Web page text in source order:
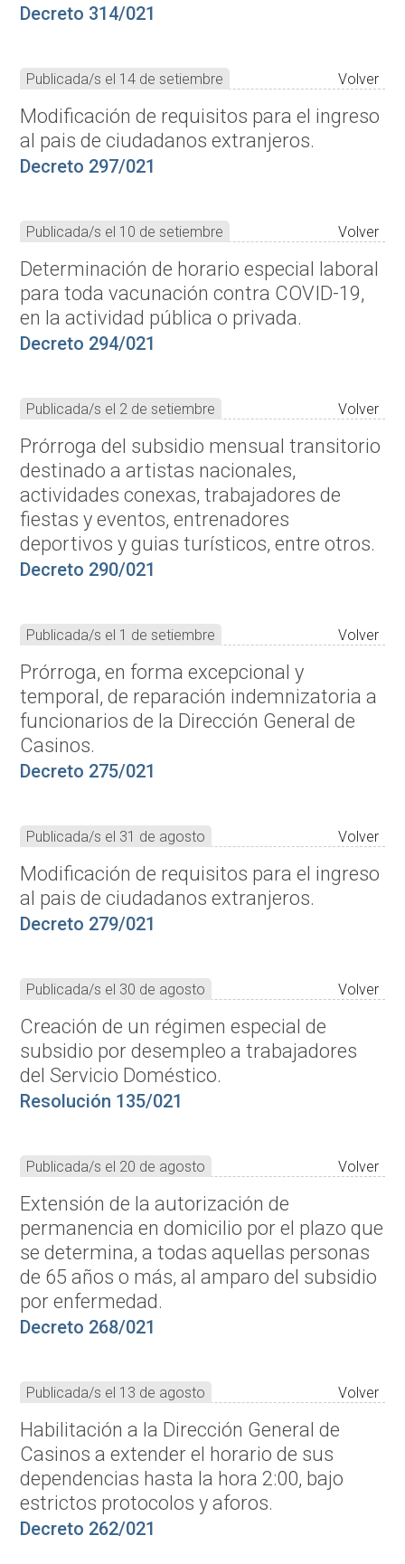
Decreto 314/021
Publicada/s el 14 de setiembre Volver
Modificación de requisitos para el ingreso
al pais de ciudadanos extranjeros.
Decreto 297/021
Publicada/s el 10 de setiembre Volver
Determinación de horario especial laboral
para toda vacunación contra COVID-19,
en la actividad pública o privada.
Decreto 294/021
Publicada/s el 2 de setiembre Volver
Prórroga del subsidio mensual transitorio
destinado a artistas nacionales,
actividades conexas, trabajadores de
fiestas y eventos, entrenadores
deportivos y guias turísticos, entre otros.
Decreto 290/021
Publicada/s el 1 de setiembre Volver
Prórroga, en forma excepcional y
temporal, de reparación indemnizatoria a
funcionarios de la Dirección General de
Casinos.
Decreto 275/021
Publicada/s el 31 de agosto Volver
Modificación de requisitos para el ingreso
al pais de ciudadanos extranjeros.
Decreto 279/021
Publicada/s el 30 de agosto Volver
Creación de un régimen especial de
subsidio por desempleo a trabajadores
del Servicio Doméstico.
Resolución 135/021
Publicada/s el 20 de agosto Volver
Extensión de la autorización de
permanencia en domicilio por el plazo que
se determina, a todas aquellas personas
de 65 años o más, al amparo del subsidio
por enfermedad.
Decreto 268/021
Publicada/s el 13 de agosto Volver
Habilitación a la Dirección General de
Casinos a extender el horario de sus
dependencias hasta la hora 2:00, bajo
estrictos protocolos y aforos.
Decreto 262/021